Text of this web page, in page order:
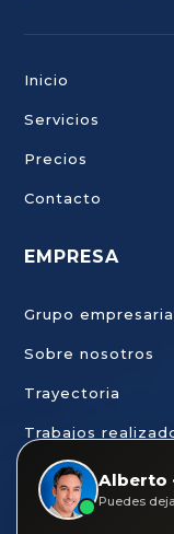
Inicio
Servicios
Precios
Contacto
EMPRESA
Grupo
Sobre nosotros
Trayectoria
Trabajos
Trabaja conAlberto
Puedes